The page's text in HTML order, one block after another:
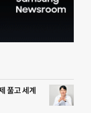
풀고 세계